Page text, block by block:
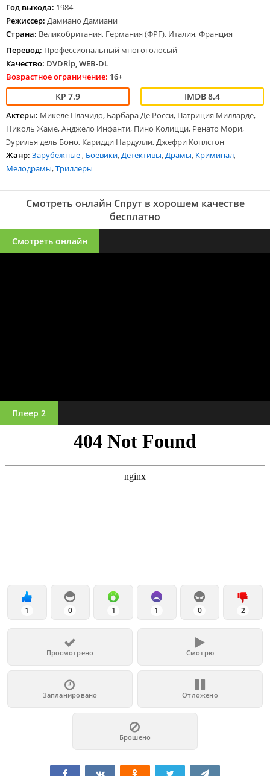
Год выхода: 1984
Режиссер: Дамиано Дамиани
Страна: Великобритания, Германия (ФРГ), Италия, Франция
Перевод: Профессиональный многоголосый
Качество: DVDRip, WEB-DL
Возрастное ограничение: 16+
7.9 8.4
Актеры: Микеле Плачидо, Барбара Де Росси, Патриция Милларде,
Николь Жаме, Анджело Инфанти, Пино Колицци, Ренато Мори,
Эурилья дель Боно, Каридди Нардулли, Джефри Коплстон
Жанр: Зарубежные, Боевики,Детективы,Драмы, Криминал,
Мелодрамы,Триллеры
Смотреть онлайн Спрут в хорошем качестве
бесплатно
Смотреть онлайн
Плеер 2
1 0 1 1 0 2
Просмотрено Смотрю
Запланировано Отложено
Брошено